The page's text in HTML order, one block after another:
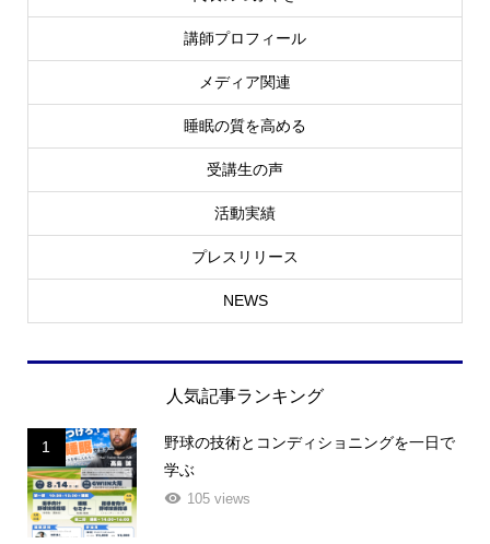
講師プロフィール
メディア関連
睡眠の質を高める
受講生の声
活動実績
プレスリリース
NEWS
人気記事ランキング
1
野球の技術とコンディショニングを一日で
学ぶ
105 views